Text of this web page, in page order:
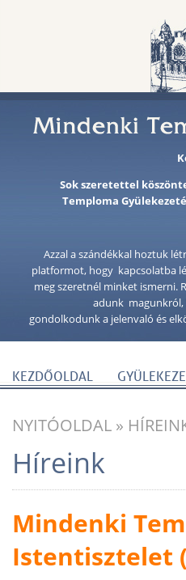
Sok szeretettel
Temploma
Azzal a szándékkal hoztuk
platformot, hogy kapcsolatba
meg szeretnél minket ismerni.
adunk magunkról,
gondolkodunk a jelenvaló és
KEZDŐOLDAL
NYITÓOLDAL »
Híreink
Mindenki
Istentisztelet